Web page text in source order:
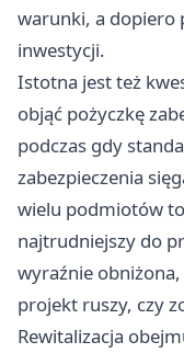
warunki, a dopiero
inwestycji.
Istotna jest też
objąć pożyczkę
podczas gdy
zabezpieczenia
wielu podmiotów
najtrudniejszy do
wyraźnie
projekt ruszy, czy
Rewitalizacja